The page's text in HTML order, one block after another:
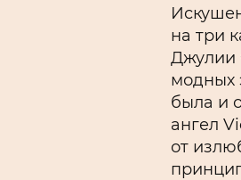
на три
Джулии
модных
была и
ангел
от